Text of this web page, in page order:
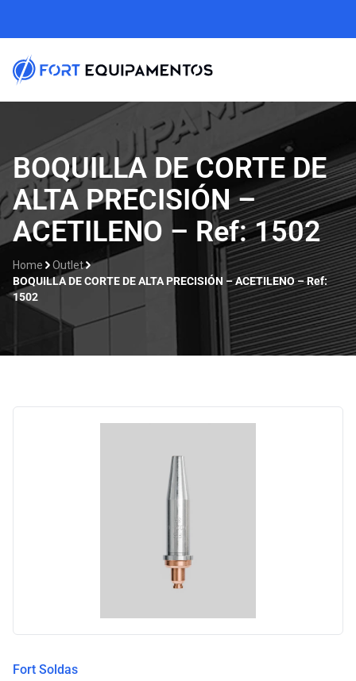
BOQUILLA DE CORTE DE
ALTA PRECISIÓN –
ACETILENO – Ref: 1502
Home
Outlet
BOQUILLA DE CORTE DE ALTA PRECISIÓN – ACETILENO – Ref:
1502
Fort Soldas